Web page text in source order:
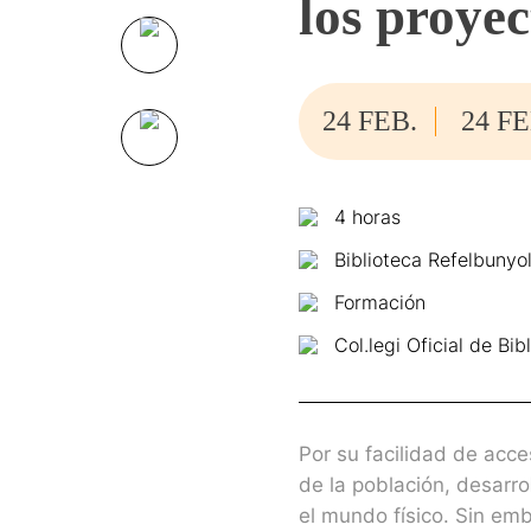
los
24 FEB. 24
4 horas
Biblioteca
Formación
Col.legi Oficial de
Por su facilidad de
de la población,
el mundo físico. Sin